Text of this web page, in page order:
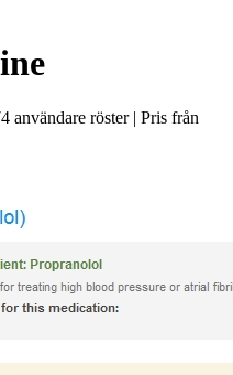
användare röster| Pris från